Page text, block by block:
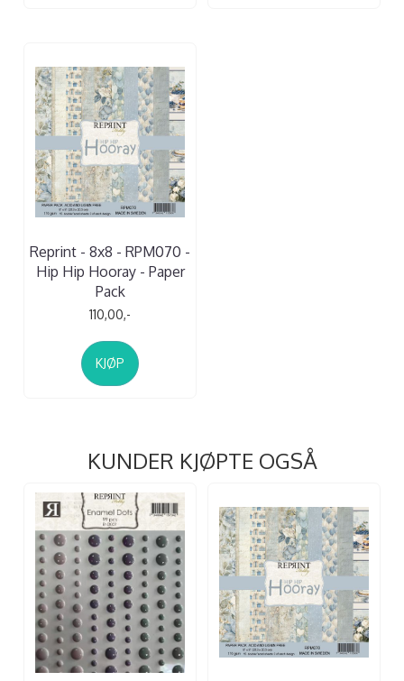
Reprint - 8x8 - RPM070 -
Hip Hip Hooray - Paper
Pack
110,00,-
KJØP
KUNDER KJØPTE OGSÅ